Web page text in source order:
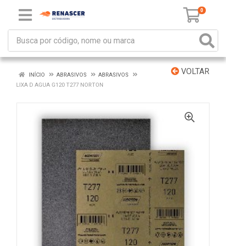
0
VOLTAR
INÍCIO ABRASIVOS
ABRASIVOS
LIXA D AGUA G120 T277 NORTON